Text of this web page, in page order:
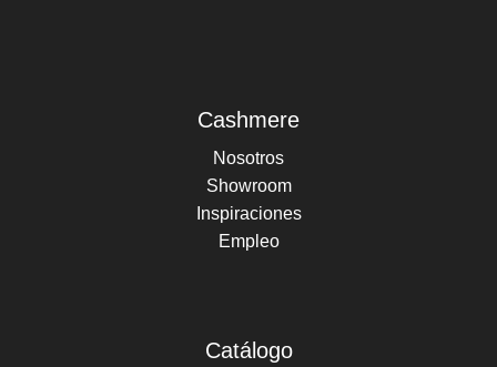
Cashmere
Nosotros
Showroom
Inspiraciones
Empleo
Catálogo